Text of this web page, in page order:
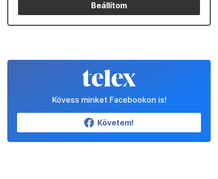
Beállítom
Kövess minket Facebookon is!
Követem!